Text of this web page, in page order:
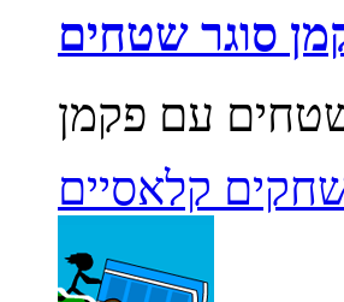
סוגר שטחים
קלאסיים